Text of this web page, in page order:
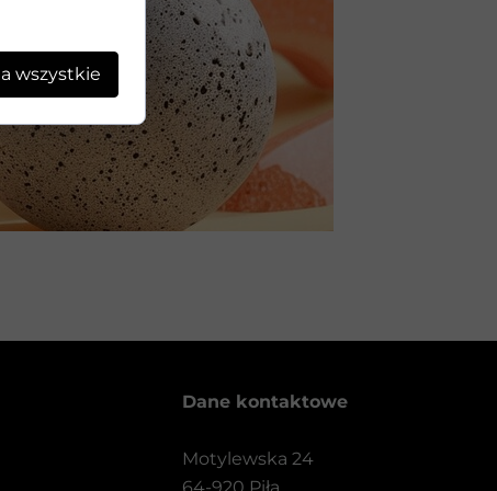
Dane kontaktowe
Motylewska 24
wszystkie